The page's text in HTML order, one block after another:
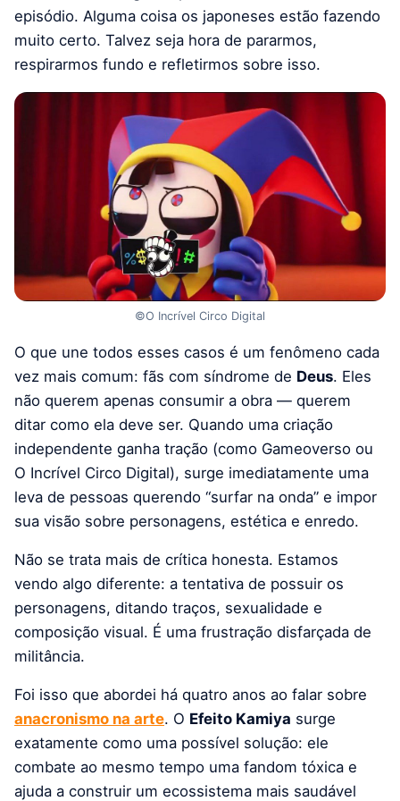
episódio. Alguma coisa os japoneses estão fazendo
muito certo. Talvez seja hora de pararmos,
respirarmos fundo e refletirmos sobre isso.
©O Incrível Circo Digital
O que une todos esses casos é um fenômeno cada
vez mais comum: fãs com síndrome de Deus. Eles
não querem apenas consumir a obra — querem
ditar como ela deve ser. Quando uma criação
independente ganha tração (como Gameoverso ou
O Incrível Circo Digital), surge imediatamente uma
leva de pessoas querendo “surfar na onda” e impor
sua visão sobre personagens, estética e enredo.
Não se trata mais de crítica honesta. Estamos
vendo algo diferente: a tentativa de possuir os
personagens, ditando traços, sexualidade e
composição visual. É uma frustração disfarçada de
militância.
Foi isso que abordei há quatro anos ao falar sobre
anacronismo na arte. O Efeito Kamiya surge
exatamente como uma possível solução: ele
combate ao mesmo tempo uma fandom tóxica e
ajuda a construir um ecossistema mais saudável